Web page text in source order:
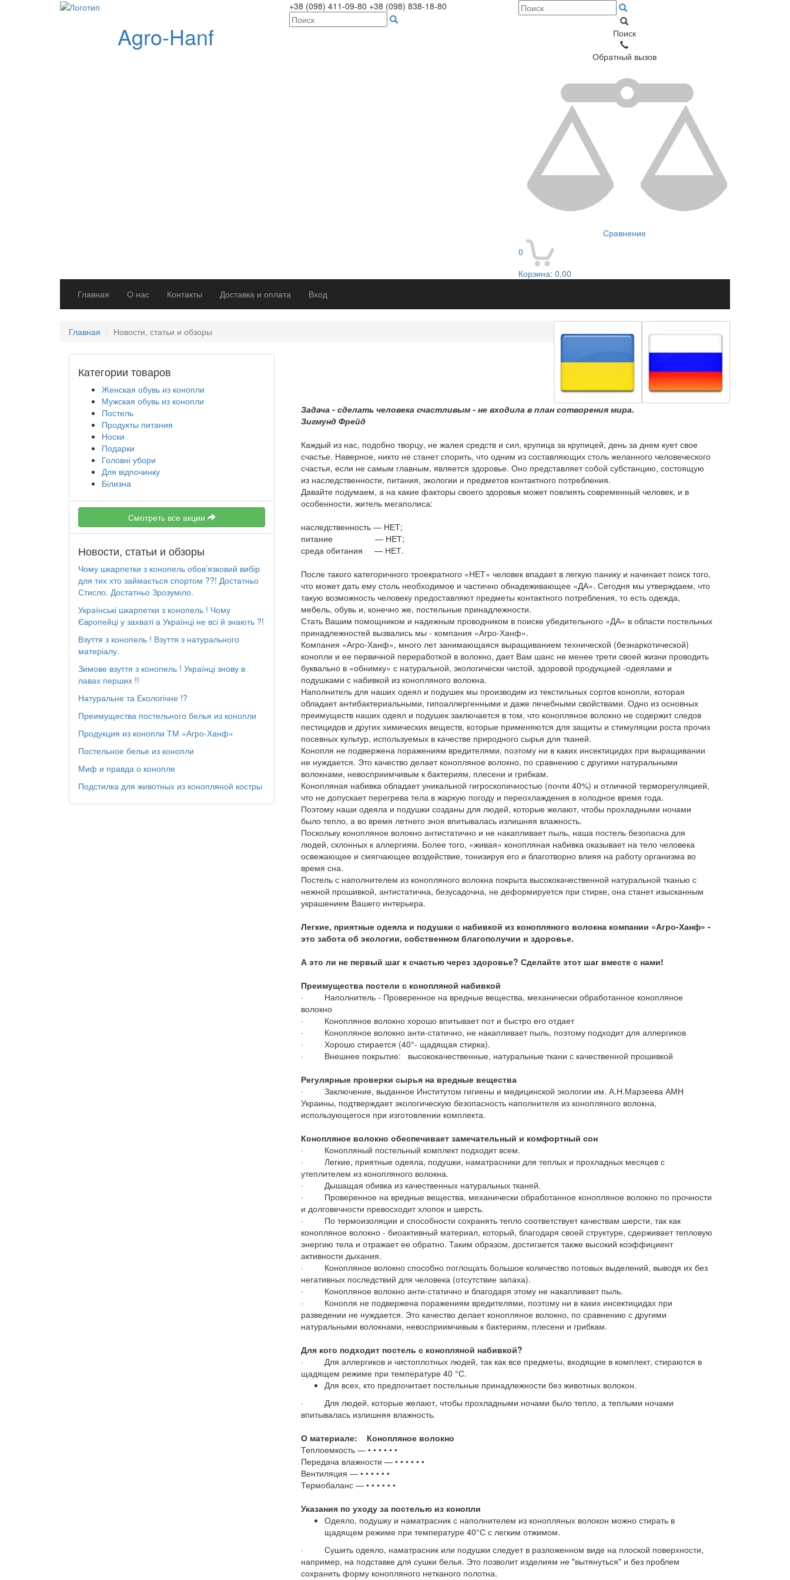
Agro-Hanf
+38 (098) 411-09-80 +38 (098) 838-18-80
Поиск
Обратный вызов
Сравнение
0
Корзина: 0,00
Главная
О нас Контакты Доставка и оплата Вход
Главная Новости, статьи и обзоры
Категории товаров
Женская обувь из конопли
Мужская обувь из конопли
Постель
Продукты питания
Носки
Подарки
Головні убори
Для відпочинку
Білизна
Смотреть все акции
Новости, статьи и обзоры
Чому шкарпетки з конопель обов’язковий вибір
для тих хто займається спортом ??! Достатньо
Стисло. Достатньо Зрозуміло.
Українські шкарпетки з конопель ! Чому
Європейці у захваті а Українці не всі й знають ?!
Взуття з конопель ! Взуття з натурального
матеріалу.
Зимове взуття з конопель ! Українці знову в
лавах перших !!
Натуральне та Екологічне !?
Преимущества постельного белья из конопли
Продукция из конопли ТМ «Агро-Ханф»
Постельное белье из конопли
Миф и правда о конопле
Подстилка для животных из конопляной костры
Задача - сделать человека счастливым - не входила в план сотворения мира.
Зигмунд Фрейд
Каждый из нас, подобно творцу, не жалея средств и сил, крупица за крупицей, день за днем кует свое
счастье. Наверное, никто не станет спорить, что одним из составляющих столь желанного человеческого
счастья, если не самым главным, является здоровье. Оно представляет собой субстанцию, состоящую
из наследственности, питания, экологии и предметов контактного потребления.
Давайте подумаем, а на какие факторы своего здоровья может повлиять современный человек, и в
особенности, житель мегаполиса:
наследственность — НЕТ;
питание — НЕТ;
среда обитания — НЕТ.
После такого категоричного троекратного «НЕТ» человек впадает в легкую панику и начинает поиск того,
что может дать ему столь необходимое и частично обнадеживающее «ДА». Сегодня мы утверждаем, что
такую возможность человеку предоставляют предметы контактного потребления, то есть одежда,
мебель, обувь и, конечно же, постельные принадлежности.
Стать Вашим помощником и надежным проводником в поиске убедительного «ДА» в области постельных
принадлежностей вызвались мы - компания «Агро-Ханф».
Компания «Агро-Ханф», много лет занимающаяся выращиванием технической (безнаркотической)
конопли и ее первичной переработкой в волокно, дает Вам шанс не менее трети своей жизни проводить
буквально в «обнимку» с натуральной, экологически чистой, здоровой продукцией -одеялами и
подушками с набивкой из конопляного волокна.
Наполнитель для наших одеял и подушек мы производим из текстильных сортов конопли, которая
обладает антибактериальными, гипоаллергенными и даже лечебными свойствами. Одно из основных
преимуществ наших одеял и подушек заключается в том, что конопляное волокно не содержит следов
пестицидов и других химических веществ, которые применяются для защиты и стимуляции роста прочих
посевных культур, используемых в качестве природного сырья для тканей.
Конопля не подвержена поражениям вредителями, поэтому ни в каких инсектицидах при выращивании
не нуждается. Это качество делает конопляное волокно, по сравнению с другими натуральными
волокнами, невосприимчивым к бактериям, плесени и грибкам.
Конопляная набивка обладает уникальной гигроскопичностью (почти 40%) и отличной терморегуляцией,
что не допускает перегрева тела в жаркую погоду и переохлаждения в холодное время года.
Поэтому наши одеяла и подушки созданы для людей, которые желают, чтобы прохладными ночами
было тепло, а во время летнего зноя впитывалась излишняя влажность.
Поскольку конопляное волокно антистатично и не накапливает пыль, наша постель безопасна для
людей, склонных к аллергиям. Более того, «живая» конопляная набивка оказывает на тело человека
освежающее и смягчающее воздействие, тонизируя его и благотворно влияя на работу организма во
время сна.
Постель с наполнителем из конопляного волокна покрыта высококачественной натуральной тканью с
нежной прошивкой, антистатична, безусадочна, не деформируется при стирке, она станет изысканным
украшением Вашего интерьера.
Легкие, приятные одеяла и подушки с набивкой из конопляного волокна компании «Агро-Ханф» -
это забота об экологии, собственном благополучии и здоровье.
А это ли не первый шаг к счастью через здоровье? Сделайте этот шаг вместе с нами!
Преимущества постели с конопляной набивкой
· Наполнитель - Проверенное на вредные вещества, механически обработанное конопляное
волокно
· Конопляное волокно хорошо впитывает пот и быстро его отдает
· Конопляное волокно анти-статично, не накапливает пыль, поэтому подходит для аллергиков
· Хорошо стирается (40°- щадящая стирка).
· Внешнее покрытие: высококачественные, натуральные ткани с качественной прошивкой
Регулярные проверки сырья на вредные вещества
· Заключение, выданное Институтом гигиены и медицинской экологии им. А.Н.Марзеева АМН
Украины, подтверждает экологическую безопасность наполнителя из конопляного волокна,
использующегося при изготовлении комплекта.
Конопляное волокно обеспечивает замечательный и комфортный сон
· Конопляный постельный комплект подходит всем.
· Легкие, приятные одеяла, подушки, наматрасники для теплых и прох­ладных месяцев с
утеплителем из конопляного волокна.
· Дышащая обивка из качественных натуральных тканей.
· Проверенное на вредные вещества, механически обработанное конопляное волокно по прочности
и долговечности превосходит хлопок и шерсть.
· По термоизоляции и способности сохранять тепло соответствует качествам шерсти, так как
конопляное волокно - биоактивный материал, который, благодаря своей структуре, сдерживает тепловую
энергию тела и отражает ее обратно. Таким образом, достигается также высокий коэффициент
активности дыхания.
· Конопляное волокно способно поглощать большое количество потовых выделений, выводя их без
негативных последствий для человека (отсутствие запаха).
· Конопляное волокно анти-статично и благодаря этому не накапливает пыль.
· Конопля не подвержена поражениям вредителями, поэтому ни в каких инсектицидах при
разведении не нуждается. Это качество делает конопляное волокно, по сравнению с другими
натуральными волокнами, невосприимчивым к бактериям, плесени и грибкам.
Для кого подходит постель с конопляной набивкой?
· Для аллергиков и чистоплотных людей, так как все предметы, входящие в комплект, стираются в
щадящем режиме при температуре 40 °С.
Для всех, кто предпочитает постельные принадлежности без животных волокон.
· Для людей, которые желают, чтобы прохладными ночами было тепло, а теплыми ночами
впитывалась излишняя влажность.
О материале: Конопляное волокно
Теплоемкость — • • • • • •
Передача влажности — • • • • • •
Вентиляция — • • • • • •
Термобаланс — • • • • • •
Указания по уходу за постелью из конопли
Одеяло, подушку и наматрасник с наполнителем из конопляных волокон можно стирать в
щадящем режиме при температуре 40°С с легким отжимом.
· Сушить одеяло, наматрасник или подушки следует в разложенном виде на плоской поверхности,
например, на подставке для сушки белья. Это позволит изделиям не "вытянуться" и без проблем
сохранить форму конопляного нетканого полотна.